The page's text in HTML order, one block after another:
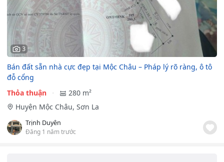
3
Bán đất sẵn nhà cực đẹp tại Mộc Châu – Pháp lý rõ ràng, ô tô
đỗ cổng
Thỏa thuận
280 m²
Huyện Mộc Châu, Sơn La
Trịnh Duyên
Đăng 1 năm trước